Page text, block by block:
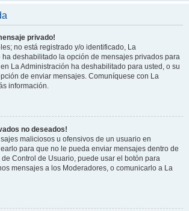
privado!
no está registrado y/o identificado, La
deshabilitado la opción de mensajes privados para
La Administración ha deshabilitado para usted, o su
de enviar mensajes. Comuníquese con La
información.
no deseados!
maliciosos u ofensivos de un usuario en
para que no le pueda enviar mensajes dentro de
Control de Usuario, puede usar el botón para
mensajes a los Moderadores, o comunicarlo a La